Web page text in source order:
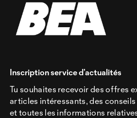
Inscription service d’actualités
Tu souhaites recevoir des offres
articles intéressants, des
et toutes les informations